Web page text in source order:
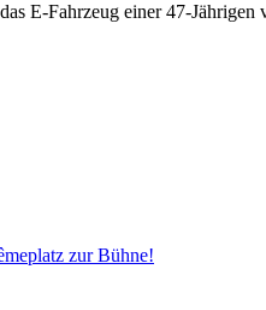
E-Fahrzeug einer 47-